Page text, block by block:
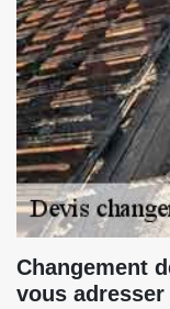
Changement
vous